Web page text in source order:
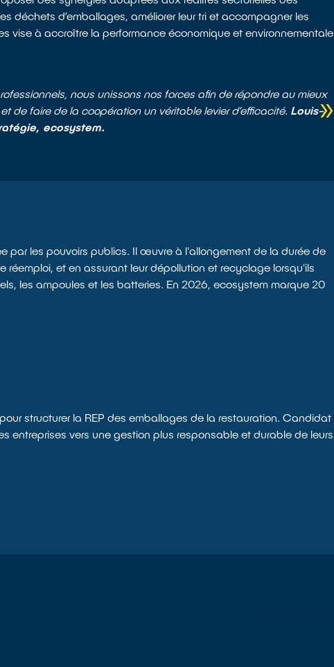
déchets d’emballages, améliorer leur tri et accompagner les
vise à accroître la performance économique et environnementale
nous unissons nos forces afin de répondre au mieux
faire de la coopération un véritable levier d’efficacité. Louis-
ecosystem.
par les pouvoirs publics. Il œuvre à l'allongement de la durée de
et en assurant leur dépollution et recyclage lorsqu'ils
les ampoules et les batteries. En 2026, ecosystem marque 20
structurer la REP des emballages de la restauration. Candidat
entreprises vers une gestion plus responsable et durable de leurs